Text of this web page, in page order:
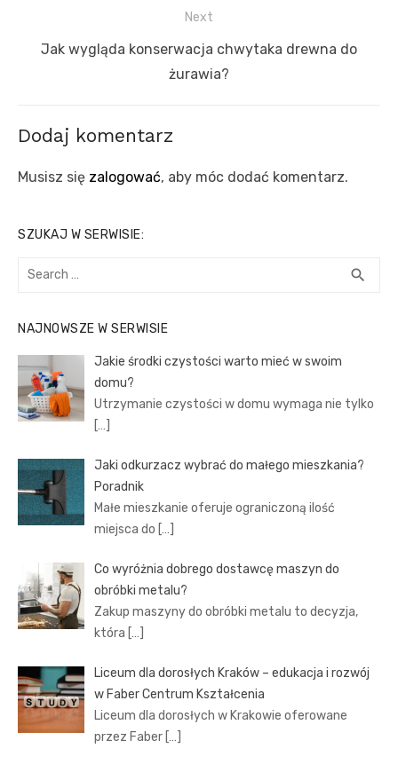
Next
Next
Jak wygląda konserwacja chwytaka drewna do
żurawia?
Dodaj komentarz
Musisz się zalogować, aby móc dodać komentarz.
SZUKAJ W SERWISIE:
Search
search
NAJNOWSZE W SERWISIE
Jakie środki czystości warto mieć w swoim
domu?
Utrzymanie czystości w domu wymaga nie tylko
[…]
Jaki odkurzacz wybrać do małego mieszkania?
Poradnik
Małe mieszkanie oferuje ograniczoną ilość
miejsca do […]
Co wyróżnia dobrego dostawcę maszyn do
obróbki metalu?
Zakup maszyny do obróbki metalu to decyzja,
która […]
Liceum dla dorosłych Kraków – edukacja i rozwój
w Faber Centrum Kształcenia
Liceum dla dorosłych w Krakowie oferowane
przez Faber […]